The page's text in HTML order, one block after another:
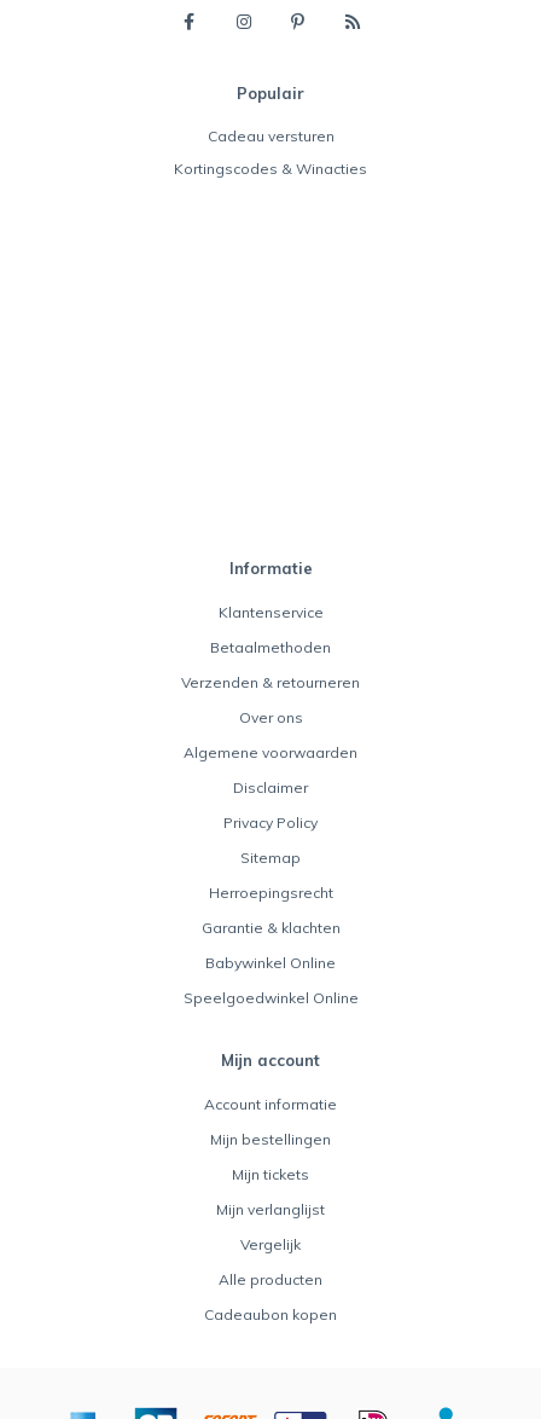
Populair
Cadeau versturen
Kortingscodes & Winacties
Informatie
Klantenservice
Betaalmethoden
Verzenden & retourneren
Over ons
Algemene voorwaarden
Disclaimer
Privacy Policy
Sitemap
Herroepingsrecht
Garantie & klachten
Babywinkel Online
Speelgoedwinkel Online
Mijn account
Account informatie
Mijn bestellingen
Mijn tickets
Mijn verlanglijst
Vergelijk
Alle producten
Cadeaubon kopen